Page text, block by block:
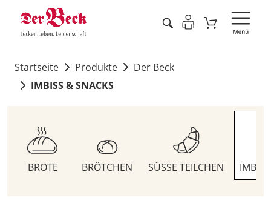
Startseite Produkte
Der Beck
IMBISS & SNACKS
BROTE BRÖTCHEN SÜSSE TEILCHEN